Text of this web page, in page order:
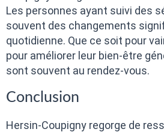
Les personnes ayant suivi des
souvent des changements
quotidienne. Que ce soit pour
pour améliorer leur bien-être
sont souvent au rendez-vous.
Conclusion
Hersin-Coupigny regorge de